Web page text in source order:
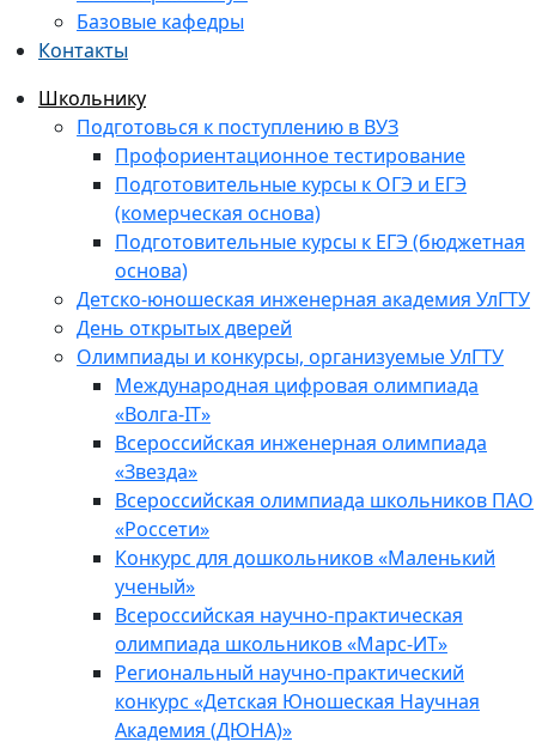
Базовые кафедры
Контакты
Школьнику
Подготовься к поступлению в ВУЗ
Профориентационное тестирование
Подготовительные курсы к ОГЭ и ЕГЭ
(комерческая основа)
Подготовительные курсы к ЕГЭ (бюджетная
основа)
Детско-юношеская инженерная академия УлГТУ
День открытых дверей
Олимпиады и конкурсы, организуемые УлГТУ
Международная цифровая олимпиада
«Волга-IT»
Всероссийская инженерная олимпиада
«Звезда»
Всероссийская олимпиада школьников ПАО
«Россети»
Конкурс для дошкольников «Маленький
ученый»
Всероссийская научно-практическая
олимпиада школьников «Марс-ИТ»
Региональный научно-практический
конкурс «Детская Юношеская Научная
Академия (ДЮНА)»